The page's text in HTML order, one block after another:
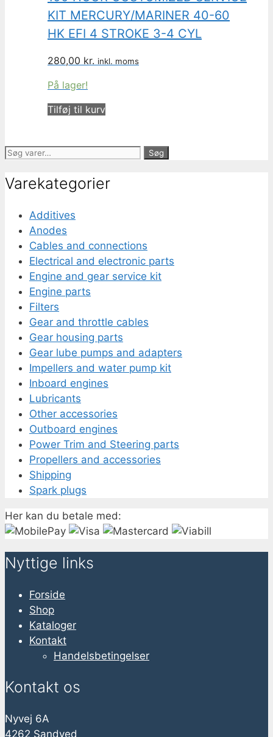
KIT MERCURY/MARINER 40-60
HK EFI 4 STROKE 3-4 CYL
280,00 kr. inkl. moms
På lager!
Tilføj til kurv
Søg
Søg
Varekategorier
Additives
Anodes
Cables and connections
Electrical and electronic parts
Engine and gear service kit
Engine parts
Filters
Gear and throttle cables
Gear housing parts
Gear lube pumps and adapters
Impellers and water pump kit
Inboard engines
Lubricants
Other accessories
Outboard engines
Power Trim and Steering parts
Propellers and accessories
Shipping
Spark plugs
Her kan du betale med:
Nyttige links
Forside
Shop
Kataloger
Kontakt
Handelsbetingelser
Kontakt os
Nyvej 6A
4262 Sandved